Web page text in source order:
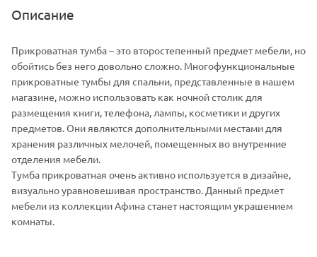
Описание
Прикроватная тумба – это второстепенный предмет мебели, но
обойтись без него довольно сложно. Многофункциональные
прикроватные тумбы для спальни, представленные в нашем
магазине, можно использовать как ночной столик для
размещения книги, телефона, лампы, косметики и других
предметов. Они являются дополнительными местами для
хранения различных мелочей, помещенных во внутренние
отделения мебели.
Тумба прикроватная очень активно используется в дизайне,
визуально уравновешивая пространство. Данный предмет
мебели из коллекции Афина станет настоящим украшением
комнаты.